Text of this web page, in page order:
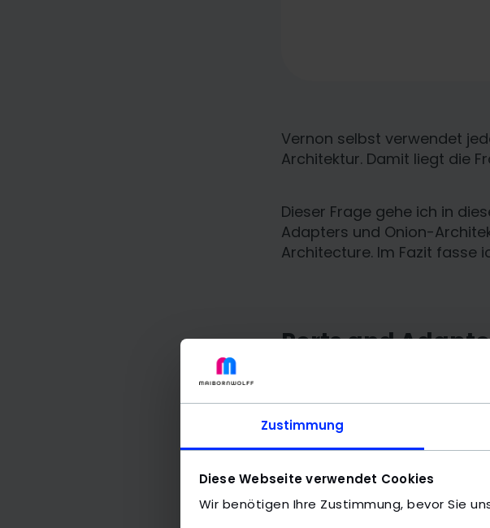
Zustimmung
Diese Webseite verwendet Cookies
Wir benötigen Ihre Zustimmung, bevor Sie
Vernon selbst verwendet
Architektur. Damit liegt die
Dieser Frage gehe ich in
Adapters und Onion-
Architecture. Im Fazit fasse
Ports and
Anwendung in den
Implementierungsdetail. Er
nennt dieseCore Logic
Port und dessen Adapter
dementsprechendsekundär